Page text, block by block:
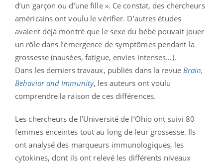
d’un garçon ou d’une fille ». Ce constat, des chercheurs
américains ont voulu le vérifier. D’autres études
avaient déjà montré que le sexe du bébé pouvait jouer
un rôle dans l’émergence de symptômes pendant la
grossesse (nausées, fatigue, envies intenses…).
Dans les derniers travaux, publiés dans la revue Brain,
Behavior and Immunity, les auteurs ont voulu
comprendre la raison de ces différences.
Les chercheurs de l’Université de l’Ohio ont suivi 80
femmes enceintes tout au long de leur grossesse. Ils
ont analysé des marqueurs immunologiques, les
cytokines, dont ils ont relevé les différents niveaux